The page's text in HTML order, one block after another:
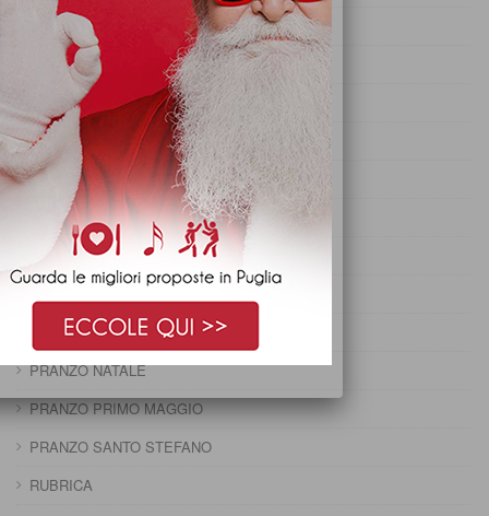
PRANZO DELLA DOMENICA
PRANZO DELLA PENTOLACCIA
PRANZO DI CARNEVALE
PRANZO DI FERRAGOSTO
PRANZO DI OGNISSANTI
PRANZO DI PASQUA
PRANZO DI PASQUETTA
PRANZO EPIFANIA
PRANZO IMMACOLATA
PRANZO NATALE
PRANZO PRIMO MAGGIO
PRANZO SANTO STEFANO
RUBRICA